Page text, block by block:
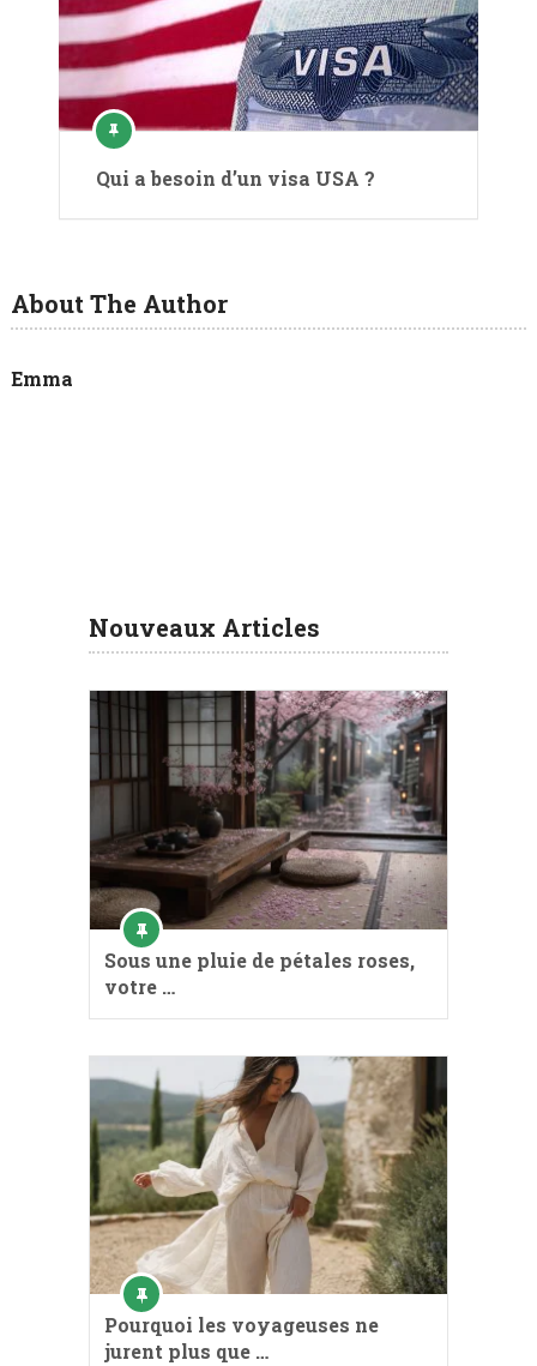
Qui a besoin d’un visa USA ?
About The Author
Emma
Nouveaux Articles
Sous une pluie de pétales roses,
votre …
Pourquoi les voyageuses ne
jurent plus que …